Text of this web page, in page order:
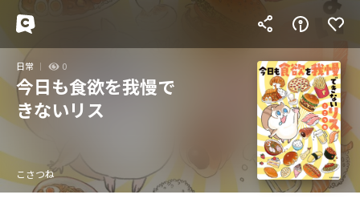
日常 0
今日も食欲を我慢で
きないリス
こさつね